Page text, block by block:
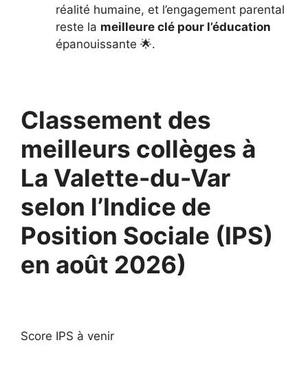
réalité humaine, et l’engagement parental
reste la meilleure clé pour l’éducation
épanouissante 🌟.
Classement des
meilleurs collèges à
La Valette-du-Var
selon l’Indice de
Position Sociale (IPS)
en août 2026)
Score IPS à venir